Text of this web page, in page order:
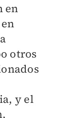
en
otros
y el